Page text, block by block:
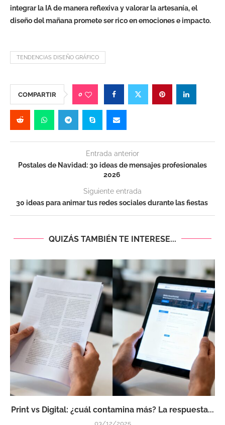
integrar la IA de manera reflexiva y valorar la artesanía, el
diseño del mañana promete ser rico en emociones e impacto.
TENDENCIAS DISEÑO GRÁFICO
COMPARTIR 0
Entrada anterior
Postales de Navidad: 30 ideas de mensajes profesionales
2026
Siguiente entrada
30 ideas para animar tus redes sociales durante las fiestas
QUIZÁS TAMBIÉN TE INTERESE...
Print vs Digital: ¿cuál contamina más? La respuesta...
03/12/2025